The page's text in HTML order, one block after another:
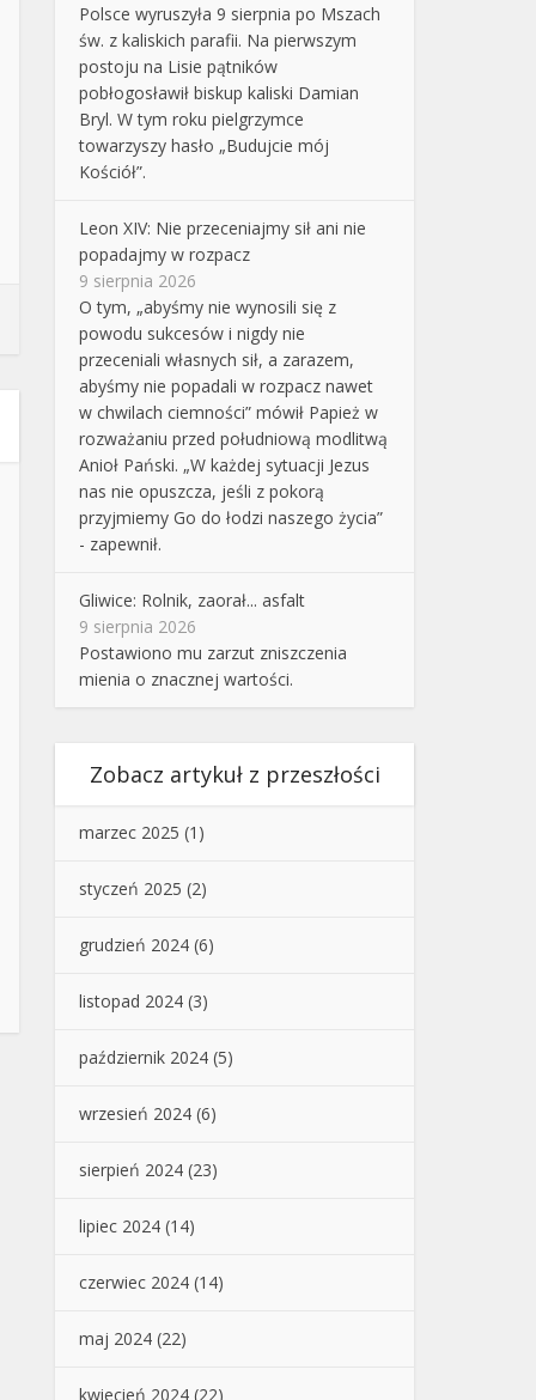
Polsce wyruszyła 9 sierpnia po Mszach
św. z kaliskich parafii. Na pierwszym
postoju na Lisie pątników
pobłogosławił biskup kaliski Damian
Bryl. W tym roku pielgrzymce
towarzyszy hasło „Budujcie mój
Kościół”.
Leon XIV: Nie przeceniajmy sił ani nie
popadajmy w rozpacz
9 sierpnia 2026
O tym, „abyśmy nie wynosili się z
powodu sukcesów i nigdy nie
przeceniali własnych sił, a zarazem,
abyśmy nie popadali w rozpacz nawet
w chwilach ciemności” mówił Papież w
rozważaniu przed południową modlitwą
Anioł Pański. „W każdej sytuacji Jezus
nas nie opuszcza, jeśli z pokorą
przyjmiemy Go do łodzi naszego życia”
- zapewnił.
Gliwice: Rolnik, zaorał... asfalt
9 sierpnia 2026
Postawiono mu zarzut zniszczenia
mienia o znacznej wartości.
Zobacz artykuł z przeszłości
marzec 2025 (1)
styczeń 2025 (2)
grudzień 2024 (6)
listopad 2024 (3)
październik 2024 (5)
wrzesień 2024 (6)
sierpień 2024 (23)
lipiec 2024 (14)
czerwiec 2024 (14)
maj 2024 (22)
kwiecień 2024 (22)